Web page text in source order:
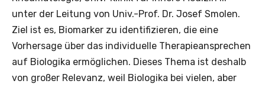
unter der Leitung von Univ.-Prof. Dr. Josef Smolen.
Ziel ist es, Biomarker zu identifizieren, die eine
Vorhersage über das individuelle Therapieansprechen
auf Biologika ermöglichen. Dieses Thema ist deshalb
von großer Relevanz, weil Biologika bei vielen, aber